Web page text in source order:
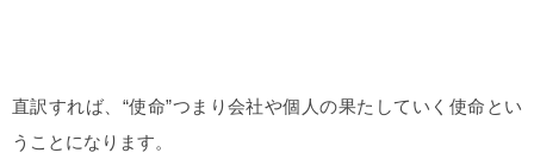
直訳すれば、“使命”つまり会社や個人の果たしていく使命とい
うことになります。